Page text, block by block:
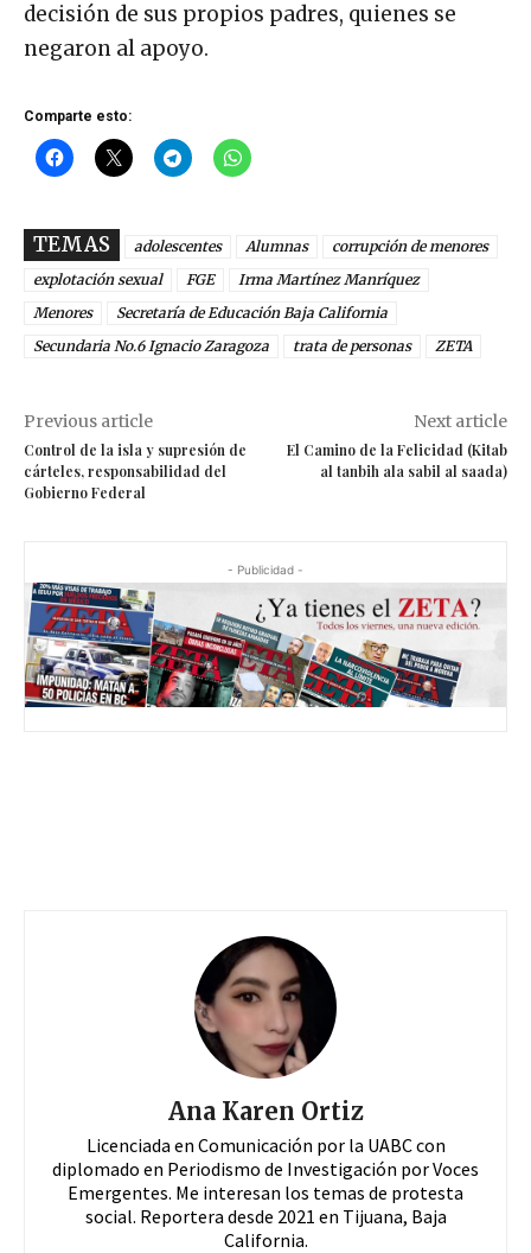
decisión de sus propios padres, quienes se
negaron al apoyo.
Comparte esto:
TEMAS adolescentes Alumnas
corrupción de menores
explotación sexual
FGE
Irma Martínez Manríquez
Menores
Secretaría de Educación Baja California
Secundaria No.6 Ignacio Zaragoza
trata de personas ZETA
Previous article
Control de la isla y supresión de
cárteles, responsabilidad del
Gobierno Federal
Next article
El Camino de la Felicidad (Kitab
al tanbih ala sabil al saada)
- Publicidad -
Ana Karen Ortiz
Licenciada en Comunicación por la UABC con
diplomado en Periodismo de Investigación por Voces
Emergentes. Me interesan los temas de protesta
social. Reportera desde 2021 en Tijuana, Baja
California.